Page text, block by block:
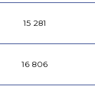
15 281
16 806